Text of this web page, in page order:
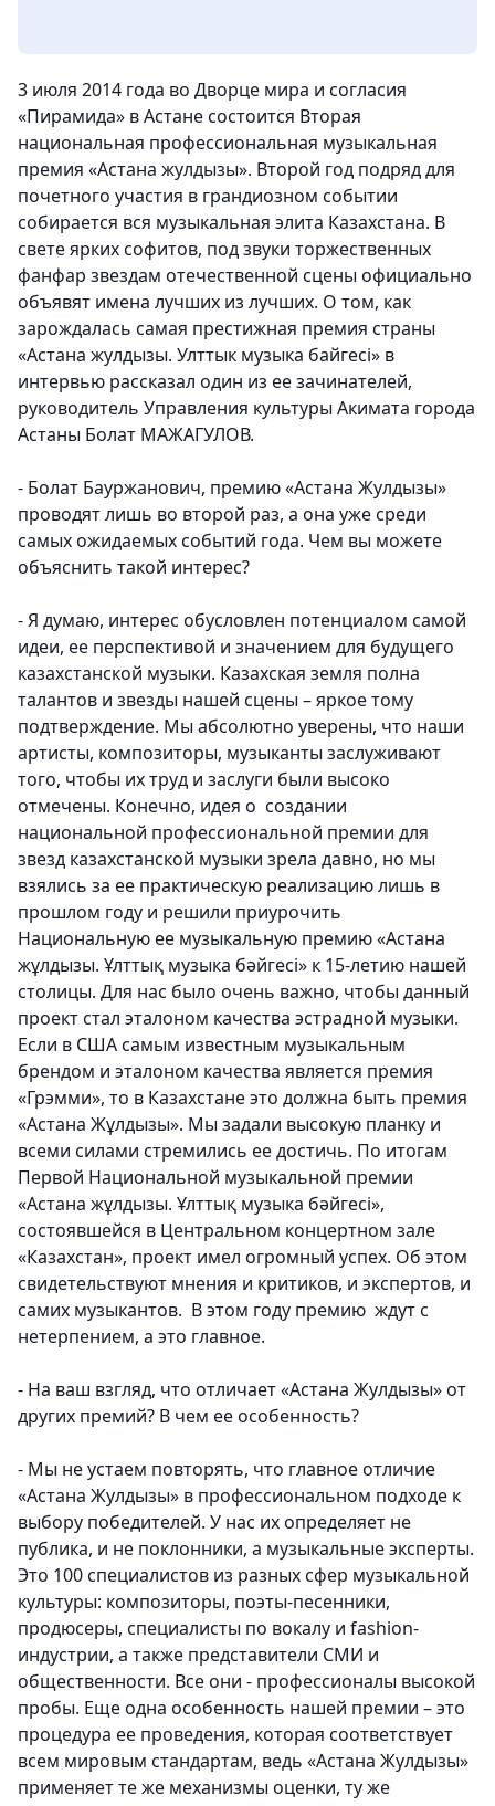
3 июля 2014 года во Дворце мира и согласия
«Пирамида» в Астане состоится Вторая
национальная профессиональная музыкальная
премия «Астана жулдызы». Второй год подряд для
почетного участия в грандиозном событии
собирается вся музыкальная элита Казахстана. В
свете ярких софитов, под звуки торжественных
фанфар звездам отечественной сцены официально
объявят имена лучших из лучших. О том, как
зарождалась самая престижная премия страны
«Астана жулдызы. Улттык музыка байгесі» в
интервью рассказал один из ее зачинателей,
руководитель Управления культуры Акимата города
Астаны Болат МАЖАГУЛОВ.
- Болат Бауржанович, премию «Астана Жулдызы»
проводят лишь во второй раз, а она уже среди
самых ожидаемых событий года. Чем вы можете
объяснить такой интерес?
- Я думаю, интерес обусловлен потенциалом самой
идеи, ее перспективой и значением для будущего
казахстанской музыки. Казахская земля полна
талантов и звезды нашей сцены – яркое тому
подтверждение. Мы абсолютно уверены, что наши
артисты, композиторы, музыканты заслуживают
того, чтобы их труд и заслуги были высоко
отмечены. Конечно, идея о создании
национальной профессиональной премии для
звезд казахстанской музыки зрела давно, но мы
взялись за ее практическую реализацию лишь в
прошлом году и решили приурочить
Национальную ее музыкальную премию «Астана
жұлдызы. Ұлттық музыка бәйгесі» к 15-летию нашей
столицы. Для нас было очень важно, чтобы данный
проект стал эталоном качества эстрадной музыки.
Если в США самым известным музыкальным
брендом и эталоном качества является премия
«Грэмми», то в Казахстане это должна быть премия
«Астана Жұлдызы». Мы задали высокую планку и
всеми силами стремились ее достичь. По итогам
Первой Национальной музыкальной премии
«Астана жұлдызы. Ұлттық музыка бәйгесі»,
состоявшейся в Центральном концертном зале
«Казахстан», проект имел огромный успех. Об этом
свидетельствуют мнения и критиков, и экспертов, и
самих музыкантов. В этом году премию ждут с
нетерпением, а это главное.
- На ваш взгляд, что отличает «Астана Жулдызы» от
других премий? В чем ее особенность?
- Мы не устаем повторять, что главное отличие
«Астана Жулдызы» в профессиональном подходе к
выбору победителей. У нас их определяет не
публика, и не поклонники, а музыкальные эксперты.
Это 100 специалистов из разных сфер музыкальной
культуры: композиторы, поэты-песенники,
продюсеры, специалисты по вокалу и fashion-
индустрии, а также представители СМИ и
общественности. Все они - профессионалы высокой
пробы. Еще одна особенность нашей премии – это
процедура ее проведения, которая соответствует
всем мировым стандартам, ведь «Астана Жулдызы»
применяет те же механизмы оценки, ту же